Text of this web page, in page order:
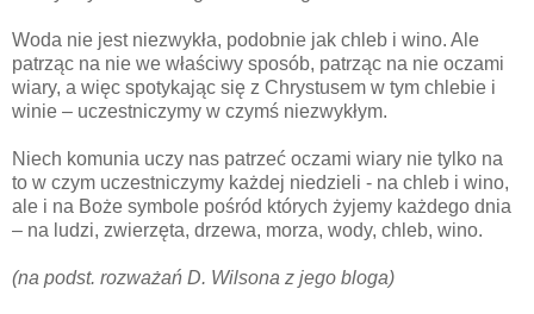
Woda nie jest niezwykła, podobnie jak chleb i wino. Ale
patrząc na nie we właściwy sposób, patrząc na nie oczami
wiary, a więc spotykając się z Chrystusem w tym chlebie i
winie – uczestniczymy w czymś niezwykłym.
Niech komunia uczy nas patrzeć oczami wiary nie tylko na
to w czym uczestniczymy każdej niedzieli - na chleb i wino,
ale i na Boże symbole pośród których żyjemy każdego dnia
– na ludzi, zwierzęta, drzewa, morza, wody, chleb, wino.
(na podst. rozważań D. Wilsona z jego bloga)